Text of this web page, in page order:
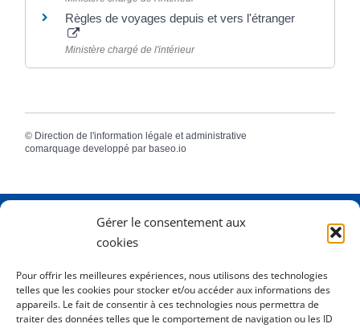
Gérer le consentement aux
cookies
Pour offrir les meilleures expériences, nous utilisons des technologies
telles que les cookies pour stocker et/ou accéder aux informations des
appareils. Le fait de consentir à ces technologies nous permettra de
traiter des données telles que le comportement de navigation ou les ID
Règles de voyages depuis et vers l'étranger
Ministère chargé de l'intérieur
© Direction de l'information légale et administrative
comarquage developpé par baseo.io
2 Rue Dame Pernette
Horaires
Lundi de 8h15 à 12h
Mardi de 8h15 à 12h